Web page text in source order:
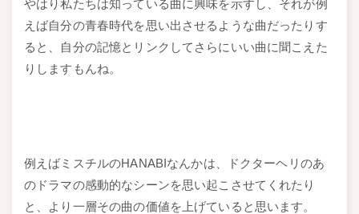
やはり私たちは知っている曲に興味を示すし、それが例
えば自分の青春時代を思い出させるような曲だったりす
ると、自分の記憶とリンクしてさらにいい曲に聞こえた
りしますもんね。
例えばミスチルのHANABIなんかは、ドクターヘリのあ
のドラマの感動的なシーンを思い起こさせてくれたり
と、より一層その曲の価値を上げていると思います。